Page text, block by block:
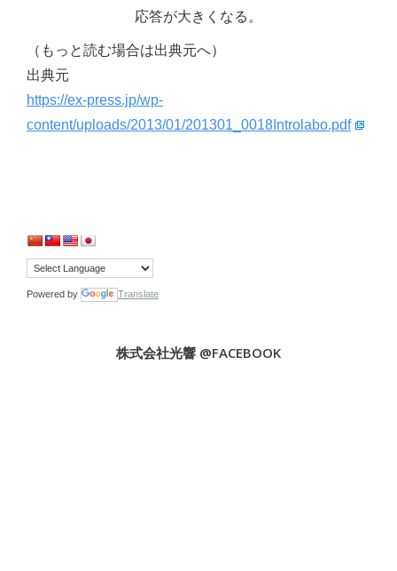
応答が大きくなる。
（もっと読む場合は出典元へ）
出典元
https://ex-press.jp/wp-
content/uploads/2013/01/201301_0018Introlabo.pdf
Powered by Translate
株式会社光響 @FACEBOOK